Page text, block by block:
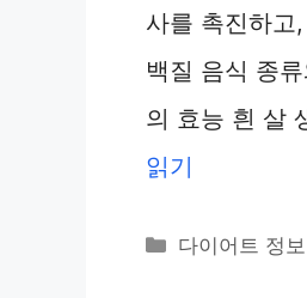
사를 촉진하고
백질 음식 종
의 효능 흰 살
읽기
카
다이어트 정보